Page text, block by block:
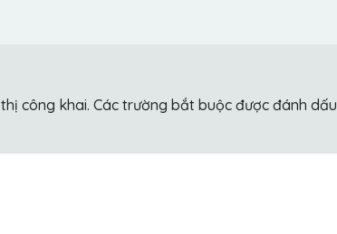
công khai. Các trường bắt buộc được đánh dấu